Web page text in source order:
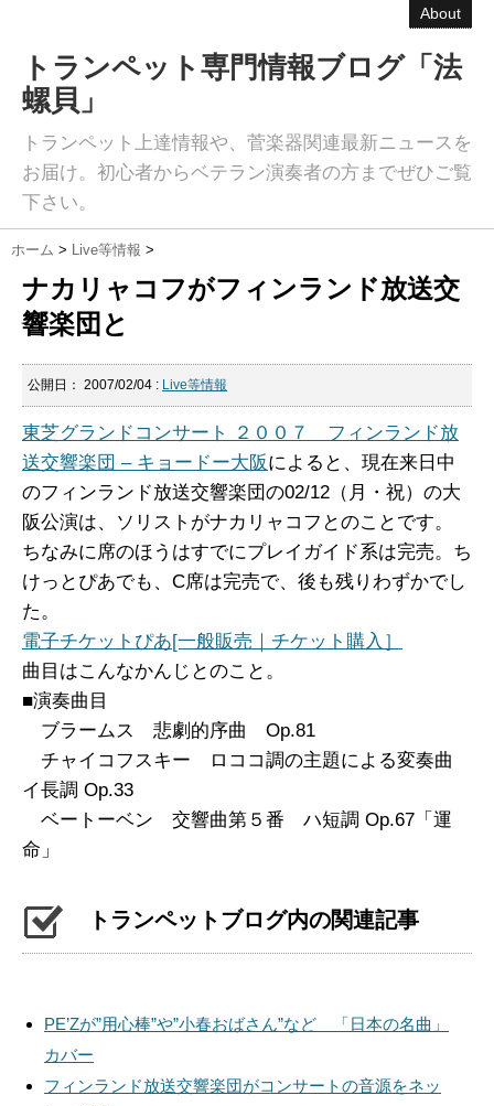
About
トランペット専門情報ブログ「法
螺貝」
トランペット上達情報や、菅楽器関連最新ニュースを
お届け。初心者からベテラン演奏者の方までぜひご覧
下さい。
ホーム > Live等情報 >
ナカリャコフがフィンランド放送交
響楽団と
公開日： 2007/02/04 : Live等情報
東芝グランドコンサート ２００７ フィンランド放
送交響楽団 – キョードー大阪によると、現在来日中
のフィンランド放送交響楽団の02/12（月・祝）の大
阪公演は、ソリストがナカリャコフとのことです。
ちなみに席のほうはすでにプレイガイド系は完売。ち
けっとぴあでも、C席は完売で、後も残りわずかでし
た。
電子チケットぴあ[一般販売｜チケット購入］
曲目はこんなかんじとのこと。
■演奏曲目
ブラームス 悲劇的序曲 Op.81
チャイコフスキー ロココ調の主題による変奏曲
イ長調 Op.33
ベートーベン 交響曲第５番 ハ短調 Op.67「運
命」
トランペットブログ内の関連記事
PE’Zが”用心棒”や”小春おばさん”など 「日本の名曲」
カバー
フィンランド放送交響楽団がコンサートの音源をネッ